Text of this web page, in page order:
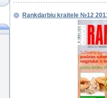
Rankdarbiu kraitele №12